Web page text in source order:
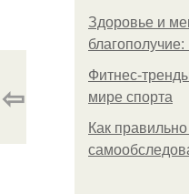
Здоровье и
Фитнес-
мире спорта
Как
⇦